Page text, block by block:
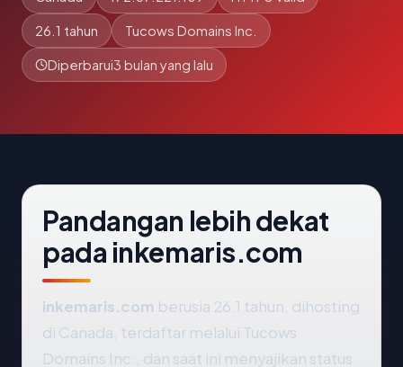
26.1 tahun Tucows Domains Inc.
Diperbarui3 bulan yang lalu
Pandangan lebih dekat
pada inkemaris.com
inkemaris.com berusia 26.1 tahun, dihosting
di Canada, terdaftar melalui Tucows
Domains Inc., dan saat ini menyajikan status